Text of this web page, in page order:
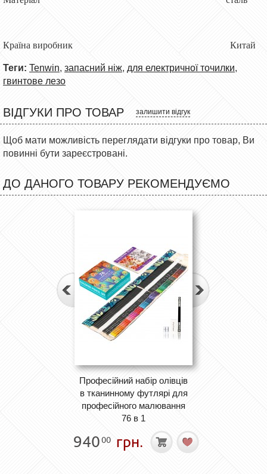
Країна виробник Китай
Теги: Tenwin, запасний ніж, для електричної точилки,
гвинтове лезо
ВІДГУКИ ПРО ТОВАР залишити відгук
Щоб мати можливість переглядати відгуки про товар, Ви
повинні бути зареєстровані.
ДО ДАНОГО ТОВАРУ РЕКОМЕНДУЄМО
Професійний набір олівців
в тканинному футлярі для
професійного малювання
76 в 1
94000 грн.